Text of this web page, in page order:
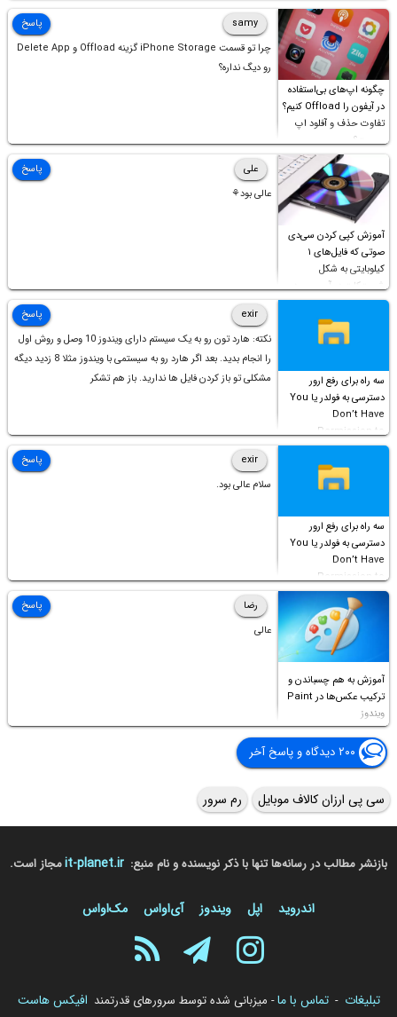
چگونه اپ‌های بی‌استفاده
در آیفون را Offload کنیم؟
تفاوت حذف و آفلود اپ
چیست؟
samy
چرا تو قسمت iPhone Storage گزینه Offload و Delete App
رو دیگ نداره؟
پاسخ
آموزش کپی کردن سی‌دی
صوتی که فایل‌های ۱
کیلوبایتی به شکل
شورت‌کات در آن موجود
است!
علی
عالی بود⚘
پاسخ
سه راه برای رفع ارور
دسترسی به فولدر یا You
Don’t Have
Permission to
Access this folder
exir
نکته: هارد تون رو به یک سیستم دارای ویندوز 10 وصل و روش اول
را انجام بدید. بعد اگر هارد رو به سیستمی با ویندوز مثلا 8 زدید دیگه
مشکلی تو باز کردن فایل ها ندارید. باز هم تشکر
پاسخ
سه راه برای رفع ارور
دسترسی به فولدر یا You
Don’t Have
Permission to
Access this folder
exir
سلام عالی بود.
پاسخ
آموزش به هم چسباندن و
ترکیب عکس‌ها در Paint
ویندوز
رضا
عالی
پاسخ
۲۰۰ دیدگاه و پاسخ آخر
سی پی ارزان کالاف موبایل رم سرور
بازنشر مطالب در رسانه‌ها تنها با ذکر نویسنده و نام منبع: it-planet.irمجاز است.
اندروید اپل ویندوز آی‌او‌اس مک‌او‌اس
تبلیغات - تماس با ما- میزبانی شده توسط سرورهای قدرتمند افیکس هاست